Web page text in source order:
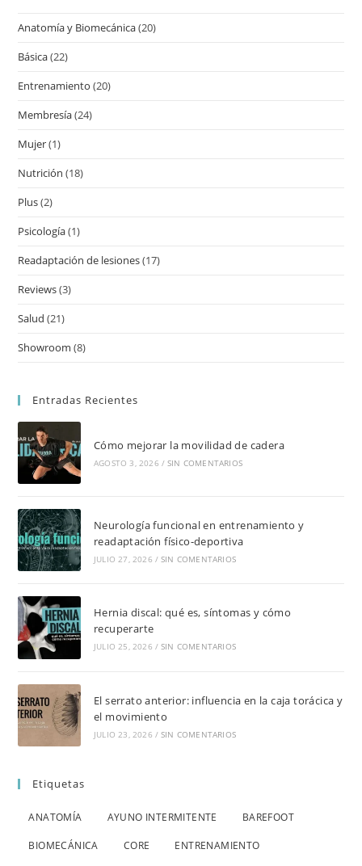
Anatomía y Biomecánica(20)
Básica(22)
Entrenamiento (20)
Membresía(24)
Mujer(1)
Nutrición (18)
Plus(2)
Psicología(1)
Readaptación de lesiones(17)
Reviews(3)
Salud (21)
Showroom (8)
Entradas Recientes
Cómo mejorar la movilidad de cadera
AGOSTO 3, 2026 / SIN COMENTARIOS
Neurología funcional en entrenamiento y
readaptación físico-deportiva
JULIO 27, 2026 / SIN COMENTARIOS
Hernia discal: qué es, síntomas y cómo
recuperarte
JULIO 25, 2026 / SIN COMENTARIOS
El serrato anterior: influencia en la caja torácica y
el movimiento
JULIO 23, 2026 / SIN COMENTARIOS
Etiquetas
ANATOMÍA AYUNO INTERMITENTE BAREFOOT
BIOMECÁNICA CORE ENTRENAMIENTO